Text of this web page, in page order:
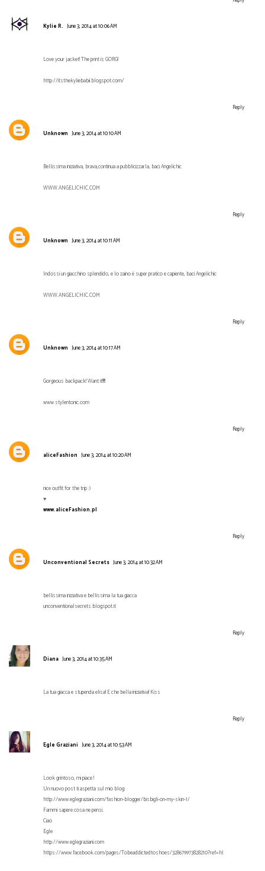
Kylie R. June 3, 2014 at 10:06 AM
Love your jacket! The print is GORG!
http://itsthekyliebabii.blogspot.com/
Reply
Unknown June 3, 2014 at 10:10 AM
Bellissima iniziativa, brava,continua a pubblicizzarla, baci Angelichic
WWW.ANGELICHIC.COM
Reply
Unknown June 3, 2014 at 10:11 AM
Indossi un giacchino splendido, e lo zaino è super pratico e capiente, baci Angelichic
WWW.ANGELICHIC.COM
Reply
Unknown June 3, 2014 at 10:17 AM
Gorgeous backpack! Want it!!!!!
www.stylentonic.com
Reply
aliceFashion June 3, 2014 at 10:20 AM
nice outfit for the trip :)
♥
www.aliceFashion.pl
Reply
Unconventional Secrets June 3, 2014 at 10:32 AM
bellissima iniziativa e bellissima la tua giacca
unconventionalsecrets.blogspot.it
Reply
Diana June 3, 2014 at 10:35 AM
La tua giacca e stupenda elisa! E che bella iniziativa! Kiss
Reply
Egle Graziani June 3, 2014 at 10:53 AM
Look grintoso, mi piace !
Un nuovo post ti aspetta sul mio blog:
http://www.eglegraziani.com/fashion-blogger/bisbigli-on-my-skin-1/
Fammi sapere cosa ne pensi..
Ciao
Egle
http://www.eglegraziani.com
https://www.facebook.com/pages/Tobeaddictedtoshoes/328679973828210?ref=hl